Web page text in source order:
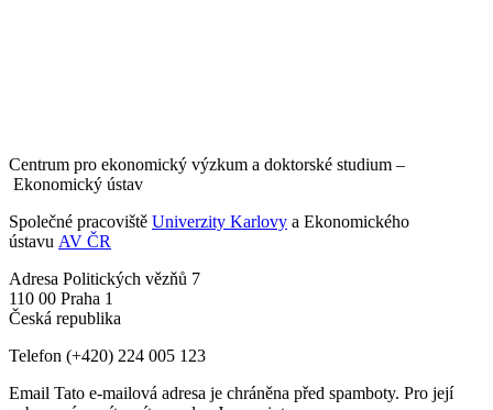
Centrum pro ekonomický výzkum a doktorské studium –
Ekonomický ústav
Společné pracoviště Univerzity Karlovy a Ekonomického
ústavu AV ČR
Adresa Politických vězňů 7
110 00 Praha 1
Česká republika
Telefon (+420) 224 005 123
Email Tato e-mailová adresa je chráněna před spamboty. Pro její